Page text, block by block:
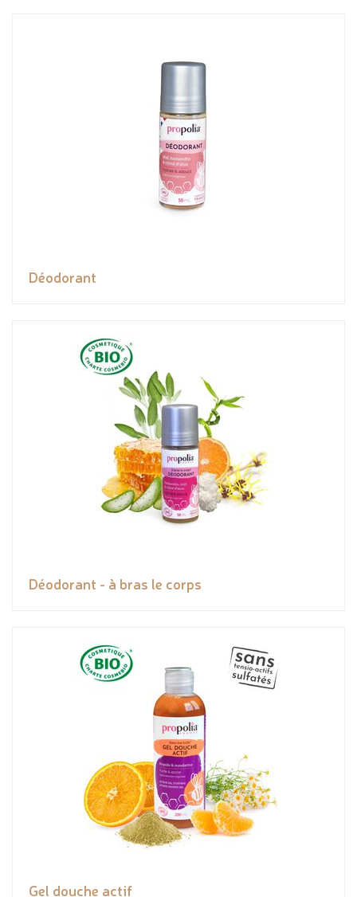
Déodorant
Déodorant - à bras le corps
Gel douche actif